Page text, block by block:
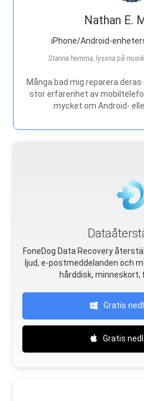
Nathan E.
iPhone/Android-
Stanna hemma, lyssna på
Många bad mig reparera
stor erfarenhet av
mycket om Android-
FoneDog Data Recovery
ljud, e-postmeddelanden och
hårddisk,
Gratis
Gratis